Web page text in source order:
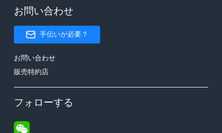
お問い合わせ
手伝いが必要？
お問い合わせ
販売特約店
フォローする